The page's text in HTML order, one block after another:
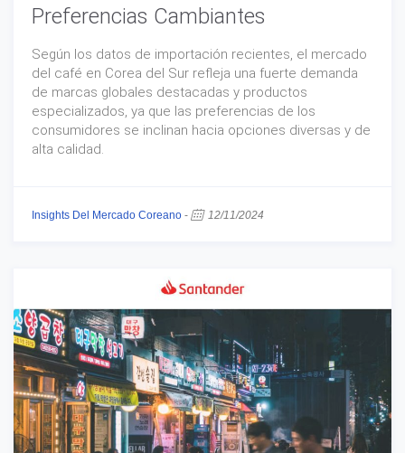
Preferencias Cambiantes
Según los datos de importación recientes, el mercado
del café en Corea del Sur refleja una fuerte demanda
de marcas globales destacadas y productos
especializados, ya que las preferencias de los
consumidores se inclinan hacia opciones diversas y de
alta calidad.
Insights Del Mercado Coreano - 12/11/2024